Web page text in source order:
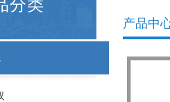
分类
产品中